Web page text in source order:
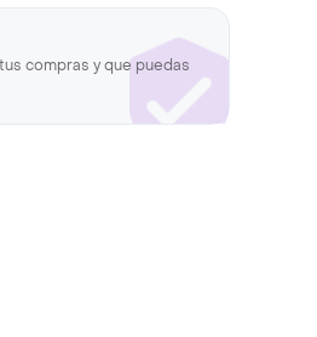
compras y que puedas